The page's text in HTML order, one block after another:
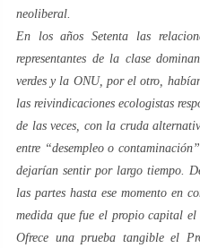
neoliberal.
En los añosSetenta las
representantes de la clase
verdes y la ONU, por el otro,
las reivindicaciones ecologistas
de las veces, con la cruda
entre “desempleo o contaminación
dejarían sentir por largo tiempo.
las partes hasta ese momento en
medida que fue el propio capital el
Ofrece una prueba tangible el